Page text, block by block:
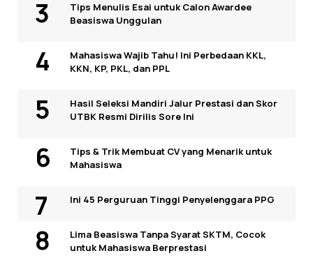
Tips Menulis Esai untuk Calon Awardee
Beasiswa Unggulan
Mahasiswa Wajib Tahu! Ini Perbedaan KKL,
KKN, KP, PKL, dan PPL
Hasil Seleksi Mandiri Jalur Prestasi dan Skor
UTBK Resmi Dirilis Sore Ini
Tips & Trik Membuat CV yang Menarik untuk
Mahasiswa
Ini 45 Perguruan Tinggi Penyelenggara PPG
Lima Beasiswa Tanpa Syarat SKTM, Cocok
untuk Mahasiswa Berprestasi